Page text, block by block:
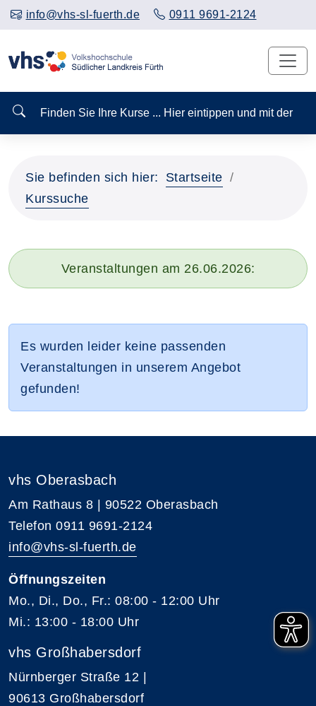
info@vhs-sl-fuerth.de 0911 9691-2124
Finden Sie Ihre Kurse ... Hier eintippen und mit
Sie befinden sich hier:
Startseite
Kurssuche
Veranstaltungen am 26.06.2026:
Es wurden leider keine passenden
Veranstaltungen in unserem Angebot
gefunden!
vhs Oberasbach
Am Rathaus 8 | 90522 Oberasbach
Telefon 0911 9691-2124
info@vhs-sl-fuerth.de
Öffnungszeiten
Mo., Di., Do., Fr.: 08:00 - 12:00 Uhr
Mi.: 13:00 - 18:00 Uhr
vhs Großhabersdorf
Nürnberger Straße 12 |
90613 Großhabersdorf